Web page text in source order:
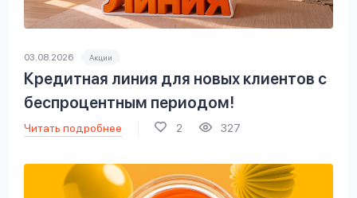
03.08.2026 Акции
Кредитная линия для новых клиентов с
беспроцентным периодом!
Читать подробнее 2 327
вопросданных